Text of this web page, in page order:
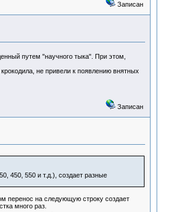
Записан
путем "научного тыка". При этом,
не привели к появлению внятных
Записан
450, 550 и т.д.), создает разные
перенос на следующую строку создает
много раз.